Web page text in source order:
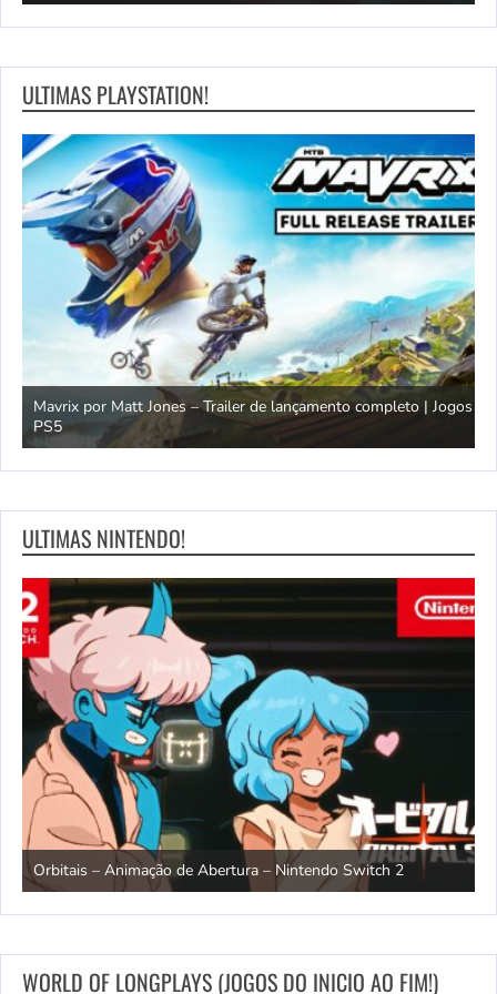
ULTIMAS PLAYSTATION!
Ó Demônio! Consertar minha TV – Trailer de anúncio | Jogos PS5
ULTIMAS NINTENDO!
Rhythm Heaven Groove – Trailer de lançamento – Nintendo
Switch
WORLD OF LONGPLAYS (JOGOS DO INICIO AO FIM!)